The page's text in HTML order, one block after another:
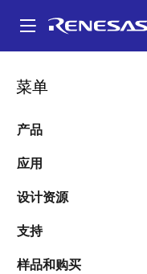
到
菜单
产品
应用
设计资源
支持
样品和购买
面
包
屑
跳转至页面部分：